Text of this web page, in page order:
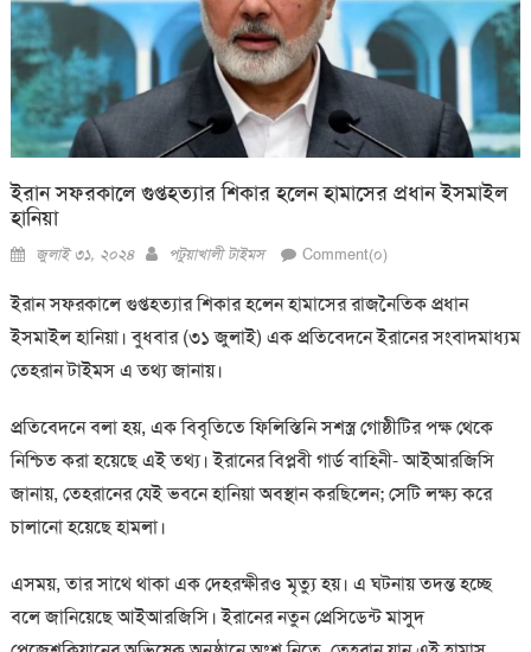
ইরান সফরকালে গুপ্তহত্যার শিকার হলেন হামাসের প্রধান ইসমাইল
হানিয়া
Posted
জুলাই ৩১, ২০২৪ Author
পটুয়াখালী টাইমস Comment(০)
ইরান সফরকালে গুপ্তহত্যার শিকার হলেন হামাসের রাজনৈতিক প্রধান
ইসমাইল হানিয়া। বুধবার (৩১ জুলাই) এক প্রতিবেদনে ইরানের সংবাদমাধ্যম
তেহরান টাইমস এ তথ্য জানায়।
প্রতিবেদনে বলা হয়, এক বিবৃতিতে ফিলিস্তিনি সশস্ত্র গোষ্ঠীটির পক্ষ থেকে
নিশ্চিত করা হয়েছে এই তথ্য। ইরানের বিপ্লবী গার্ড বাহিনী- আইআরজিসি
জানায়, তেহরানের যেই ভবনে হানিয়া অবস্থান করছিলেন; সেটি লক্ষ্য করে
চালানো হয়েছে হামলা।
এসময়, তার সাথে থাকা এক দেহরক্ষীরও মৃত্যু হয়। এ ঘটনায় তদন্ত হচ্ছে
বলে জানিয়েছে আইআরজিসি। ইরানের নতুন প্রেসিডেন্ট মাসুদ